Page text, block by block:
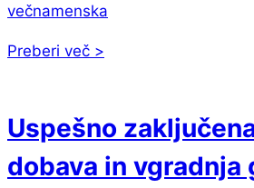
večnamenska
Preberi več >
Uspešno
dobava in vgradnja